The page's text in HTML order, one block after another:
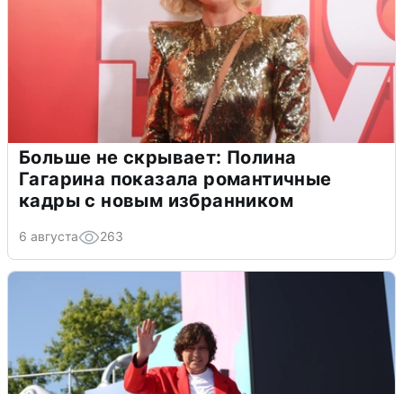
Больше не скрывает: Полина
Гагарина показала романтичные
кадры с новым избранником
6 августа 263